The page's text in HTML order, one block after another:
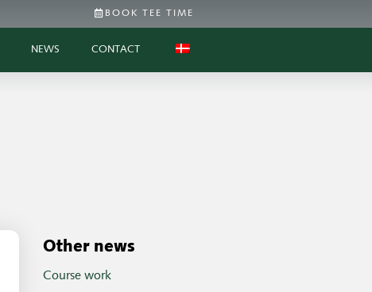
BOOK TEE TIME
NEWS CONTACT
Other news
Course work